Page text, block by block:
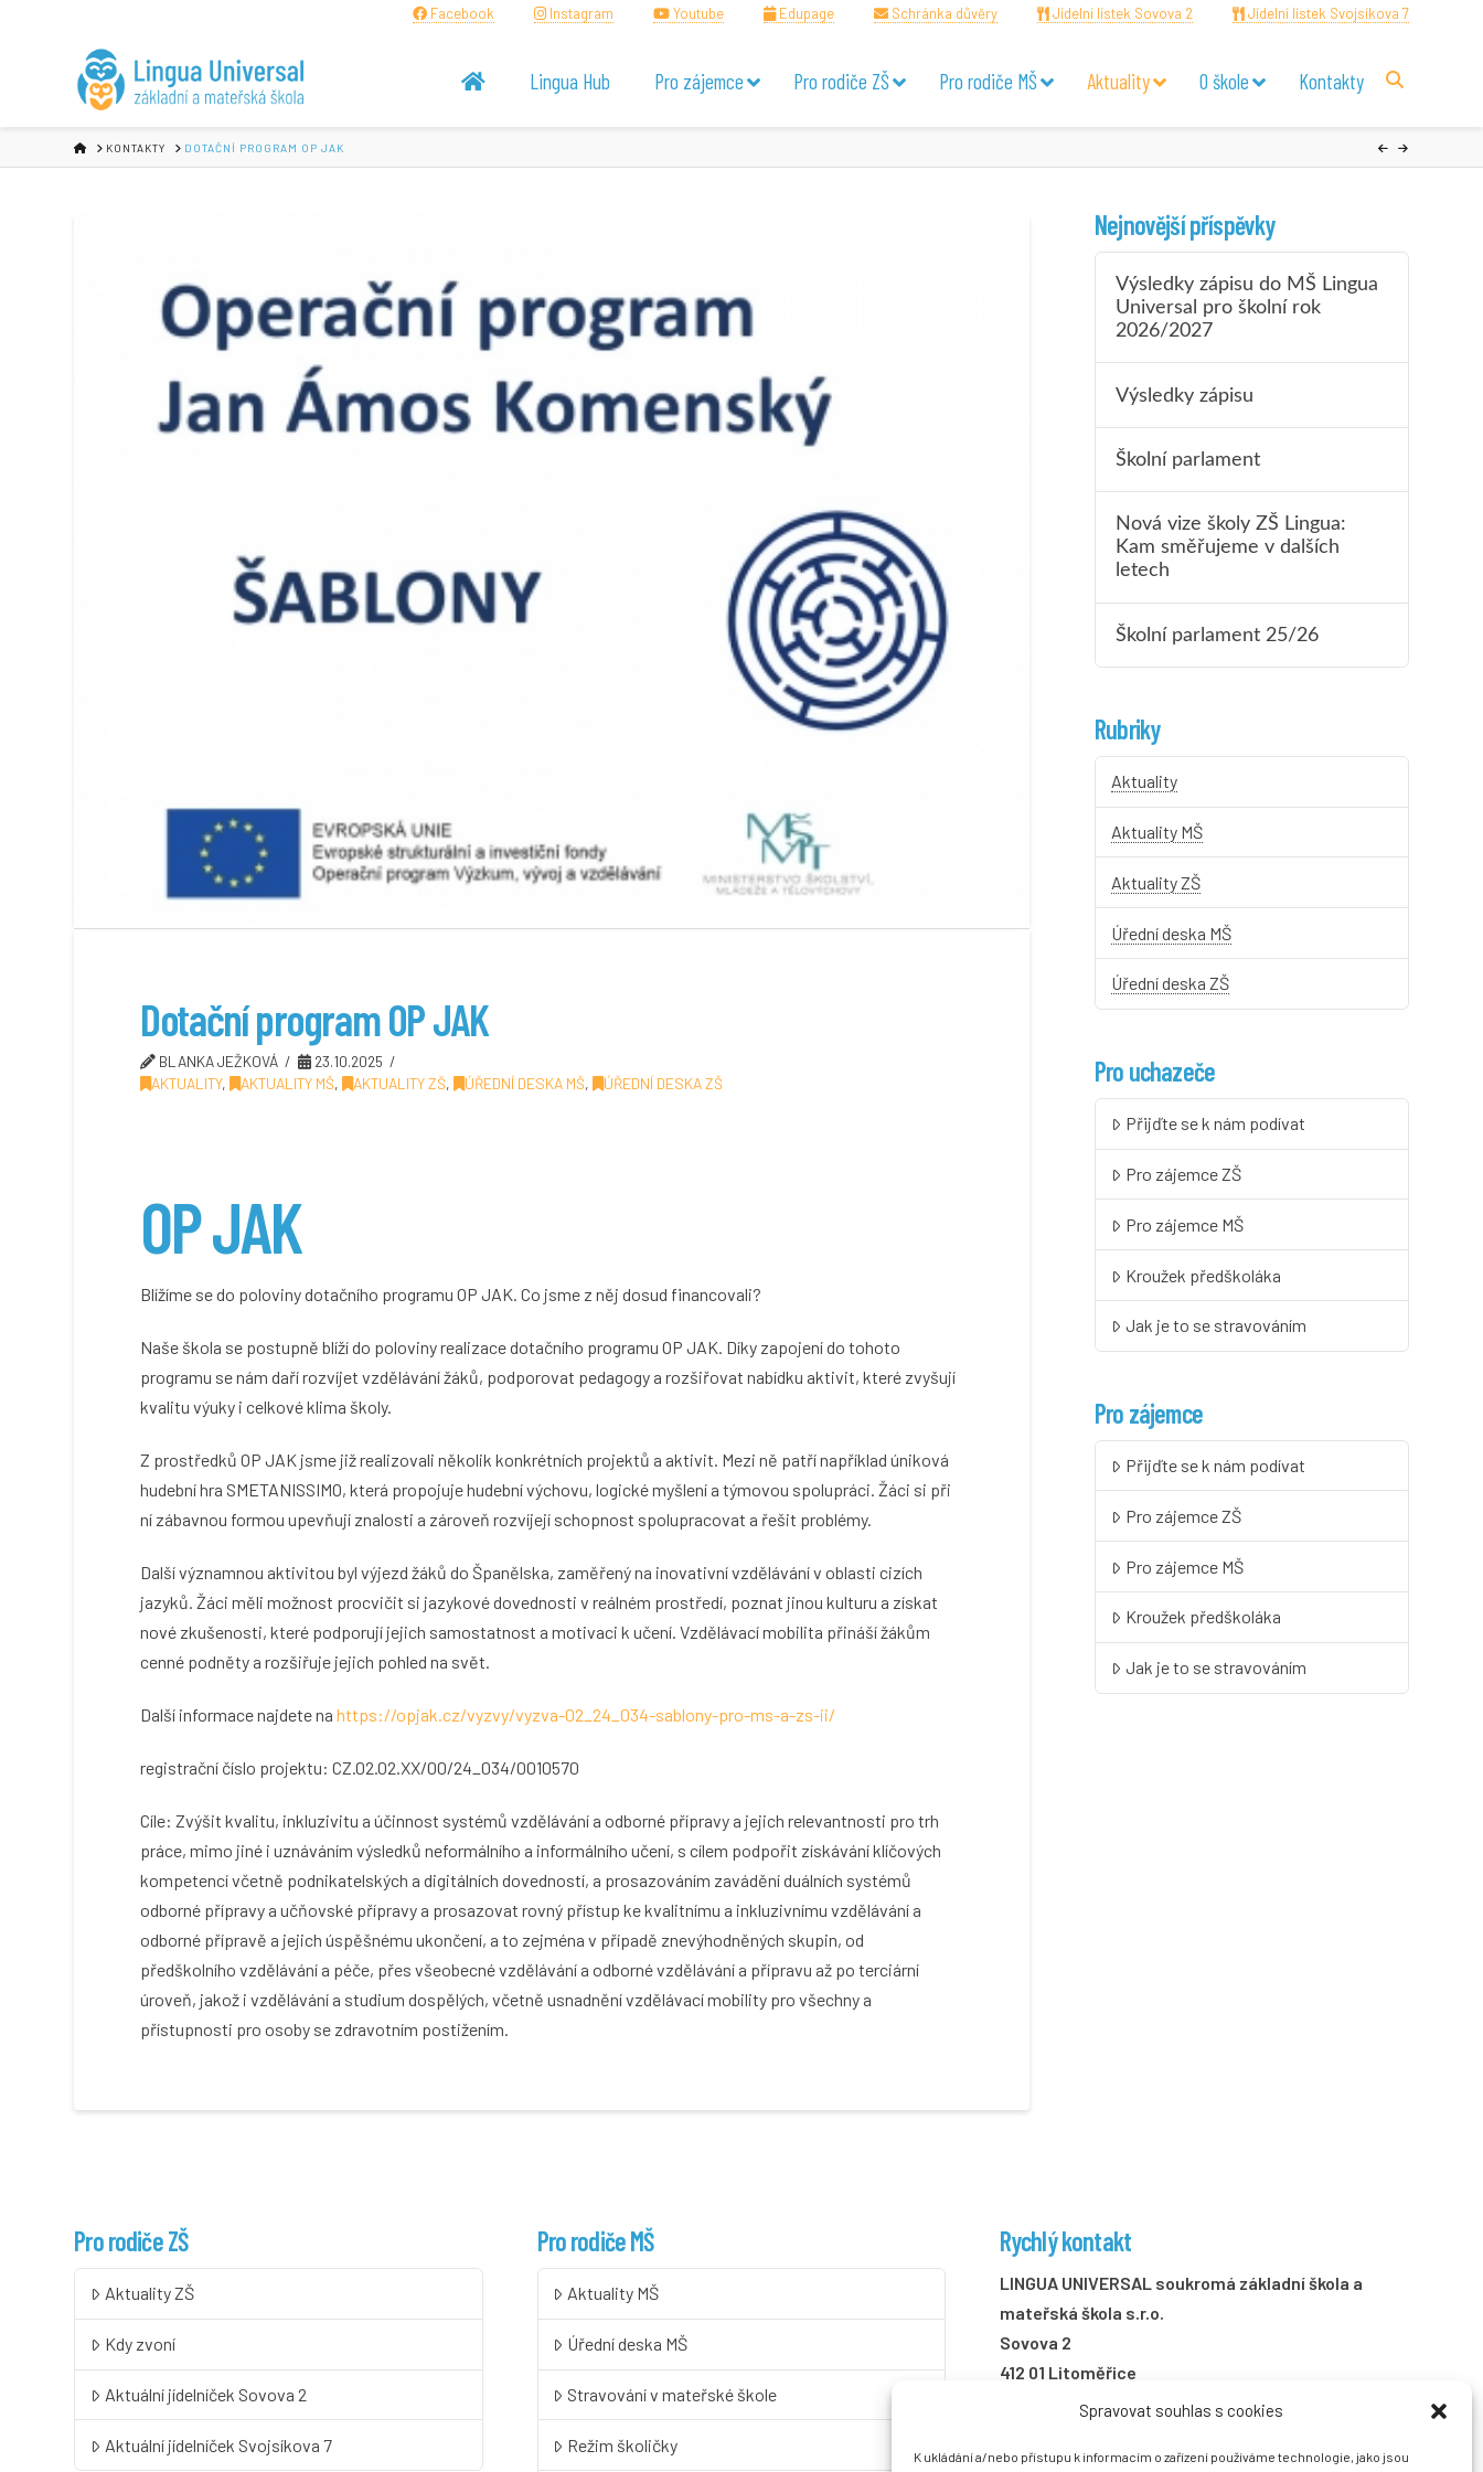
Spravovat souhlas s cookies
K ukládání a/nebo přístupu k informacím o zařízení používáme technologie, jako jsou
Facebook Instagram Youtube Edupage Schránka důvěry Jídelní lístek Sovova 2 Jídelní lístek Svojsíkova 7
Lingua Hub Pro zájemce Pro rodiče ZŠ Pro rodiče MŠ Aktuality O škole Kontakty
HOMEKONTAKTY DOTAČNÍ PROGRAM OP JAK
Dotační program OP JAK
BLANKA JEŽKOVÁ
23.10.2025
AKTUALITY, AKTUALITY MŠ, AKTUALITY ZŠ, ÚŘEDNÍ DESKA MŠ, ÚŘEDNÍ DESKA ZŠ
OP JAK
Blížíme se do poloviny dotačního programu OP JAK. Co jsme z něj dosud financovali?
Naše škola se postupně blíží do poloviny realizace dotačního programu OP JAK. Díky zapojení do tohoto
programu se nám daří rozvíjet vzdělávání žáků, podporovat pedagogy a rozšiřovat nabídku aktivit, které zvyšují
kvalitu výuky i celkové klima školy.
Z prostředků OP JAK jsme již realizovali několik konkrétních projektů a aktivit. Mezi ně patří například úniková
hudební hra SMETANISSIMO, která propojuje hudební výchovu, logické myšlení a týmovou spolupráci. Žáci si při
ní zábavnou formou upevňují znalosti a zároveň rozvíjejí schopnost spolupracovat a řešit problémy.
Další významnou aktivitou byl výjezd žáků do Španělska, zaměřený na inovativní vzdělávání v oblasti cizích
jazyků. Žáci měli možnost procvičit si jazykové dovednosti v reálném prostředí, poznat jinou kulturu a získat
nové zkušenosti, které podporují jejich samostatnost a motivaci k učení. Vzdělávací mobilita přináší žákům
cenné podněty a rozšiřuje jejich pohled na svět.
Další informace najdete nahttps://opjak.cz/vyzvy/vyzva-02_24_034-sablony-pro-ms-a-zs-ii/
registrační číslo projektu: CZ.02.02.XX/00/24_034/0010570
Cíle: Zvýšit kvalitu, inkluzivitu a účinnost systémů vzdělávání a odborné přípravy a jejich relevantnosti pro trh
práce, mimo jiné i uznáváním výsledků neformálního a informálního učení, s cílem podpořit získávání klíčových
kompetencí včetně podnikatelských a digitálních dovedností, a prosazováním zavádění duálních systémů
odborné přípravy a učňovské přípravy a prosazovat rovný přístup ke kvalitnímu a inkluzivnímu vzdělávání a
odborné přípravě a jejich úspěšnému ukončení, a to zejména v případě znevýhodněných skupin, od
předškolního vzdělávání a péče, přes všeobecné vzdělávání a odborné vzdělávání a přípravu až po terciární
úroveň, jakož i vzdělávání a studium dospělých, včetně usnadnění vzdělávací mobility pro všechny a
přístupnosti pro osoby se zdravotním postižením.
Nejnovější příspěvky
Výsledky zápisu do MŠ Lingua
Universal pro školní rok
2026/2027
Výsledky zápisu
Školní parlament
Nová vize školy ZŠ Lingua:
Kam směřujeme v dalších
letech
Školní parlament 25/26
Rubriky
Aktuality
Aktuality MŠ
Aktuality ZŠ
Úřední deska MŠ
Úřední deska ZŠ
Pro uchazeče
Přijďte se k nám podívat
Pro zájemce ZŠ
Pro zájemce MŠ
Kroužek předškoláka
Jak je to se stravováním
Pro zájemce
Přijďte se k nám podívat
Pro zájemce ZŠ
Pro zájemce MŠ
Kroužek předškoláka
Jak je to se stravováním
Pro rodiče ZŠ
Aktuality ZŠ
Kdy zvoní
Aktuální jídelníček Sovova 2
Aktuální jídelníček Svojsíkova 7
Pro rodiče MŠ
Aktuality MŠ
Úřední deska MŠ
Stravování v mateřské škole
Režim školičky
Rychlý kontakt
LINGUA UNIVERSAL soukromá základní škola a
mateřská škola s.r.o.
Sovova 2
412 01 Litoměřice
+420 416 733 690
info@zslingua.cz